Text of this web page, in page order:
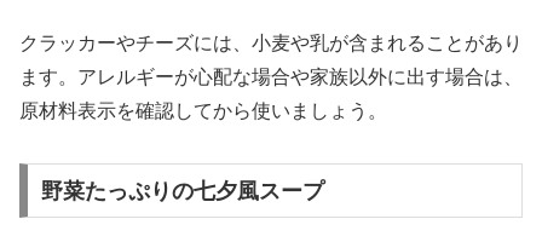
クラッカーやチーズには、小麦や乳が含まれることがあり
ます。アレルギーが心配な場合や家族以外に出す場合は、
原材料表示を確認してから使いましょう。
野菜たっぷりの七夕風スープ